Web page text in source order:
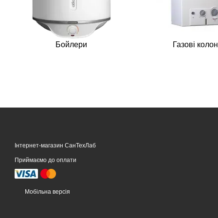
Бойлери Газові
Інтернет-магазин СанТехЛаб
Приймаємо до оплати
Мобільна версія